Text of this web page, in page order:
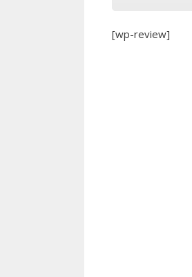
[wp-review]